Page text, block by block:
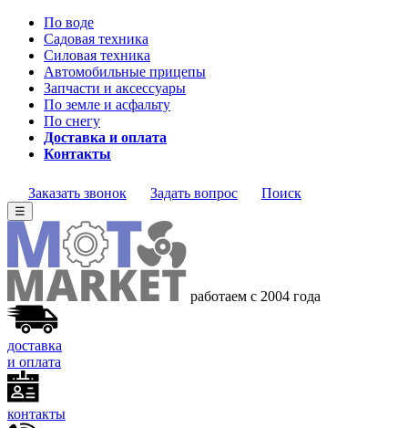
По воде
Садовая техника
Силовая техника
Автомобильные прицепы
Запчасти и аксессуары
По земле и асфальту
По снегу
Доставка и оплата
Контакты
Заказать звонок Задать вопрос Поиск
☰
работаем с 2004 года
доставка
и оплата
контакты